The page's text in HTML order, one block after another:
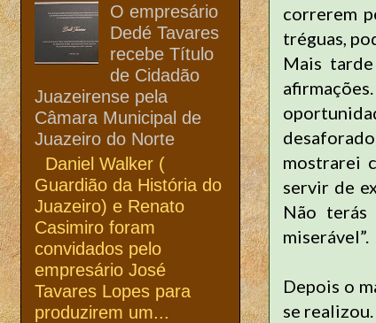
correrem
tréguas,
Mais
mostrarei
servir de
Não terás
miserável”.
Depois o
se realizou.
O empresário
Dedé Tavares
recebe Título
de Cidadão
Juazeirense pela
Câmara Municipal de
Juazeiro do Norte
Daniel Walker (
Guardião da História do
Juazeiro) e Renato
Casimiro foram
convidados pelo
empresário José
Tavares Lopes para
produzirem um...